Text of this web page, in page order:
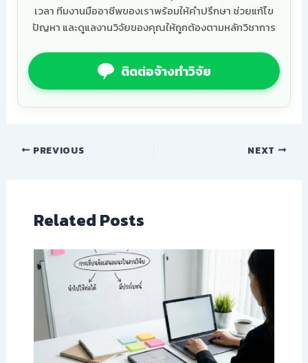
เวลา ทีมงานมืออาชีพของเราพร้อมให้คำปรึกษา ช่วยแก้ไข
ปัญหา และดูแลงานวิจัยของคุณให้ถูกต้องตามหลักวิชาการ
ติดต่อจ้างทำวิจัย
PREVIOUS NEXT
Related Posts